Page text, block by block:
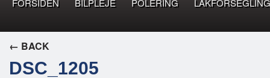
FORSIDEN BILPLEJE POLERING
← BACK
DSC_1205